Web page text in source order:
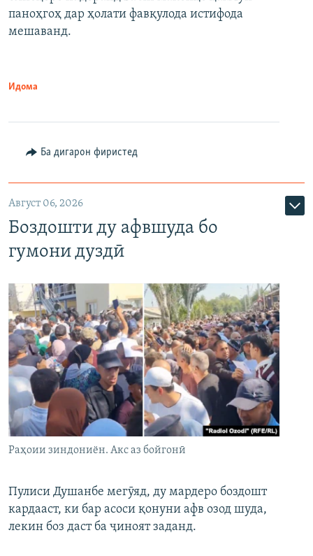
паноҳгоҳ дар ҳолати фавқулода истифода
мешаванд.
Идома
Ба дигарон фиристед
Август 06, 2026
Боздошти ду афвшуда бо
гумони дуздӣ
Раҳоии зиндониён. Акс аз бойгонӣ
Пулиси Душанбе мегӯяд, ду мардеро боздошт
кардааст, ки бар асоси қонуни афв озод шуда,
лекин боз даст ба ҷиноят заданд.